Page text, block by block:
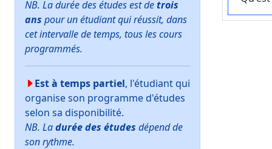
NB. La durée des études est detrois
ans pour un étudiant qui réussit, dans
cet intervalle de temps, tous les cours
programmés.
Est à temps partiel, l'étudiant qui
organise son programme d'études
selon sa disponibilité.
NB. Ladurée des études dépend de
son rythme.